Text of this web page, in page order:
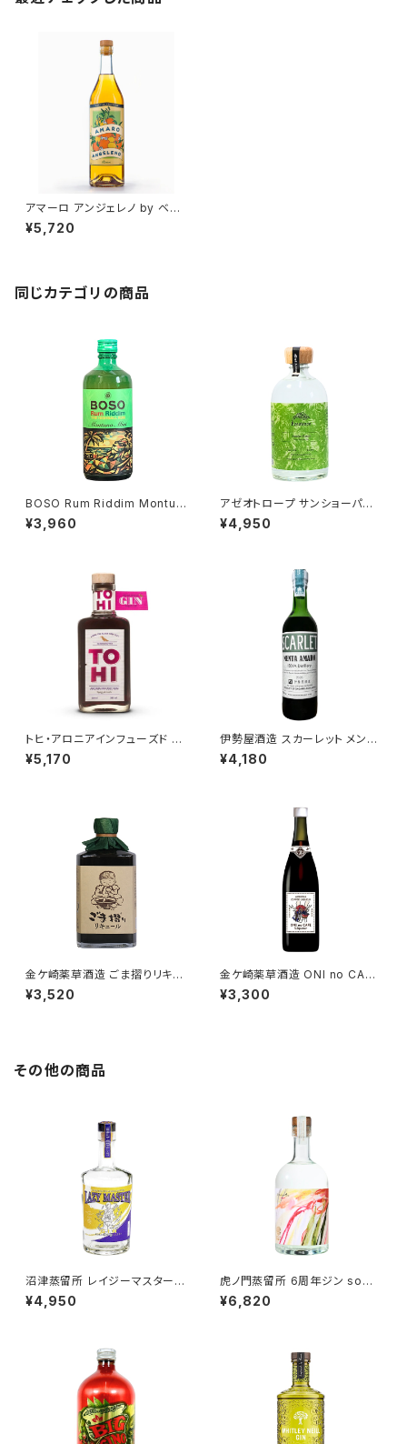
アマーロ アンジェレノ by ベン
チュラ・スピリッツ / Amaro An
gelino by Ventura Spirits
¥5,720
同じカテゴリの商品
BOSO Rum Riddim Montun
o Mint / ボーソーラム リディ
ム・モントゥーノミント
¥3,960
アゼオトロープ サンショーパン
チ / Azeotrope Sansho Pun
ch
¥4,950
トヒ・アロニアインフューズド ジ
ン / TOHI Aronia Infused Gi
n
¥5,170
伊勢屋酒造 スカーレット メンタ
マーロ 2026 / SCARLET Me
nta Amaro 2026
¥4,180
金ケ崎薬草酒造 ごま摺りリキュ
ール
¥3,520
金ケ崎薬草酒造 ONI no CAFE
Liqueur / 国産コーヒーリキュ
ール
¥3,300
その他の商品
沼津蒸留所 レイジーマスター
スパイキールーツ / LAZY MAS
TER ~Spiky Roots~
¥4,950
虎ノ門蒸留所 6周年ジン so
（層） / Toranomon Distillery
¥6,820